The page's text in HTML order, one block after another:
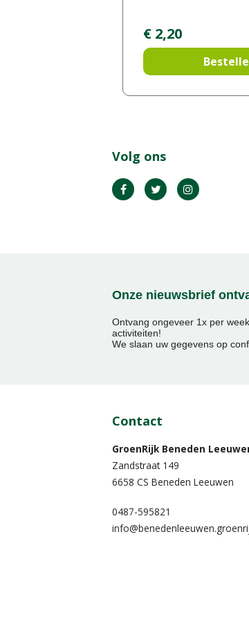
€ 2,20
Volg ons
Onze nieuwsbrief
Ontvang ongeveer 1x per
activiteiten!
We slaan uw gegevens op
Contact
GroenRijk Beneden
Zandstraat 149
6658 CS Beneden Leeuwen
0487-595821